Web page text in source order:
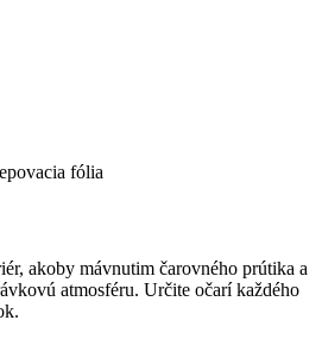
fólia
akoby mávnutim čarovného prútika a
atmosféru. Určite očarí každého